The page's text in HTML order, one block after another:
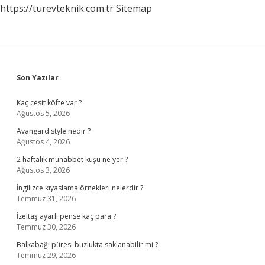
https://turevteknik.com.trSitemap
Sidebar
Son Yazılar
Kaç cesit köfte var ?
Ağustos 5, 2026
Avangard style nedir ?
Ağustos 4, 2026
2 haftalık muhabbet kuşu ne yer ?
Ağustos 3, 2026
İngilizce kıyaslama örnekleri nelerdir ?
Temmuz 31, 2026
İzeltaş ayarlı pense kaç para ?
Temmuz 30, 2026
Balkabağı püresi buzlukta saklanabilir mi ?
Temmuz 29, 2026